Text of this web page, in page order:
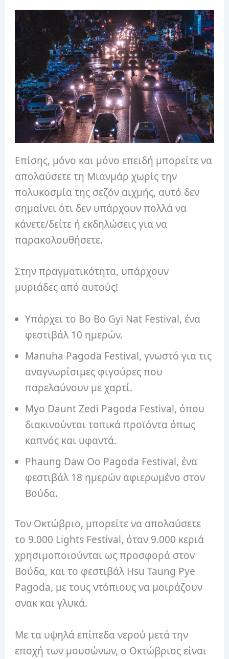
Επίσης, μόνο και μόνο επειδή μπορείτε να
απολαύσετε τη Μιανμάρ χωρίς την
πολυκοσμία της σεζόν αιχμής, αυτό δεν
σημαίνει ότι δεν υπάρχουν πολλά να
κάνετε/δείτε ή εκδηλώσεις για να
παρακολουθήσετε.
Στην πραγματικότητα, υπάρχουν
μυριάδες από αυτούς!
Υπάρχει το Bo Bo Gyi Nat Festival, ένα
φεστιβάλ 10 ημερών.
Manuha Pagoda Festival, γνωστό για τις
αναγνωρίσιμες φιγούρες που
παρελαύνουν με χαρτί.
Myo Daunt Zedi Pagoda Festival, όπου
διακινούνται τοπικά προϊόντα όπως
καπνός και υφαντά.
Phaung Daw Oo Pagoda Festival, ένα
φεστιβάλ 18 ημερών αφιερωμένο στον
Βούδα.
Τον Οκτώβριο, μπορείτε να απολαύσετε
το 9.000 Lights Festival, όταν 9.000 κεριά
χρησιμοποιούνται ως προσφορά στον
Βούδα, και το φεστιβάλ Hsu Taung Pye
Pagoda, με τους ντόπιους να μοιράζουν
σνακ και γλυκά.
Με τα υψηλά επίπεδα νερού μετά την
εποχή των μουσώνων, ο Οκτώβριος είναι